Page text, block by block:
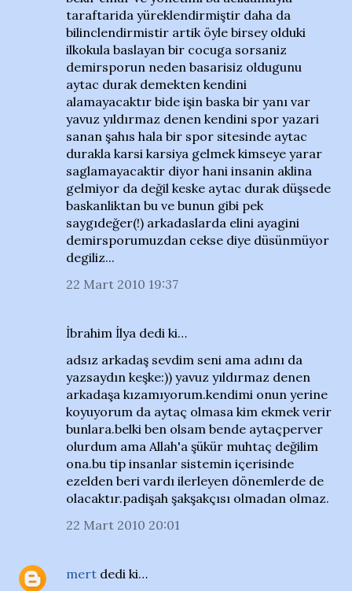
taraftarida yüreklendirmiştir daha da
bilinclendirmistir artik öyle birsey olduki
ilkokula baslayan bir cocuga sorsaniz
demirsporun neden basarisiz oldugunu
aytac durak demekten kendini
alamayacaktır bide işin baska bir yanı var
yavuz yıldırmaz denen kendini spor yazari
sanan şahıs hala bir spor sitesinde aytac
durakla karsi karsiya gelmek kimseye yarar
saglamayacaktir diyor hani insanin aklina
gelmiyor da değil keske aytac durak düşsede
baskanliktan bu ve bunun gibi pek
saygıdeğer(!) arkadaslarda elini ayagini
demirsporumuzdan cekse diye düsünmüyor
degiliz...
22 Mart 2010 19:37
İbrahim İlya dedi ki…
adsız arkadaş sevdim seni ama adını da
yazsaydın keşke:)) yavuz yıldırmaz denen
arkadaşa kızamıyorum.kendimi onun yerine
koyuyorum da aytaç olmasa kim ekmek verir
bunlara.belki ben olsam bende aytaçperver
olurdum ama Allah'a şükür muhtaç değilim
ona.bu tip insanlar sistemin içerisinde
ezelden beri vardı ilerleyen dönemlerde de
olacaktır.padişah şakşakçısı olmadan olmaz.
22 Mart 2010 20:01
mert dedi ki…